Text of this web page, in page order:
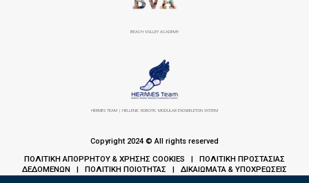
BEACH VOLLEY ACADEMY
HERMES TEAM | HELLENIC ROBOTIC MODULAR EXOSKELETON SYSTEM
Copyright 2024 © All rights reserved
ΠΟΛΙΤΙΚΗ ΑΠΟΡΡΗΤΟΥ & ΧΡΗΣΗΣ COOKIES | ΠΟΛΙΤΙΚΗ ΠΡΟΣΤΑΣΙΑΣ
ΔΕΔΟΜΕΝΩΝ | ΠΟΛΙΤΙΚΗ ΠΟΙΟΤΗΤΑΣ | ΔΙΚΑΙΩΜΑΤΑ & ΥΠΟΧΡΕΩΣΕΙΣ